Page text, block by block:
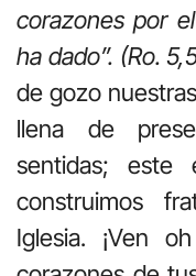
corazones por
ha dado”. (Ro.
de gozo
llena de
sentidas;
construimos
Iglesia. ¡Ven